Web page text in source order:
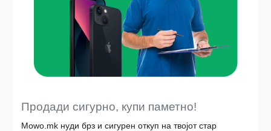
Продади сигурно, купи паметно!
Mowo.mk нуди брз и сигурен откуп на твојот стар